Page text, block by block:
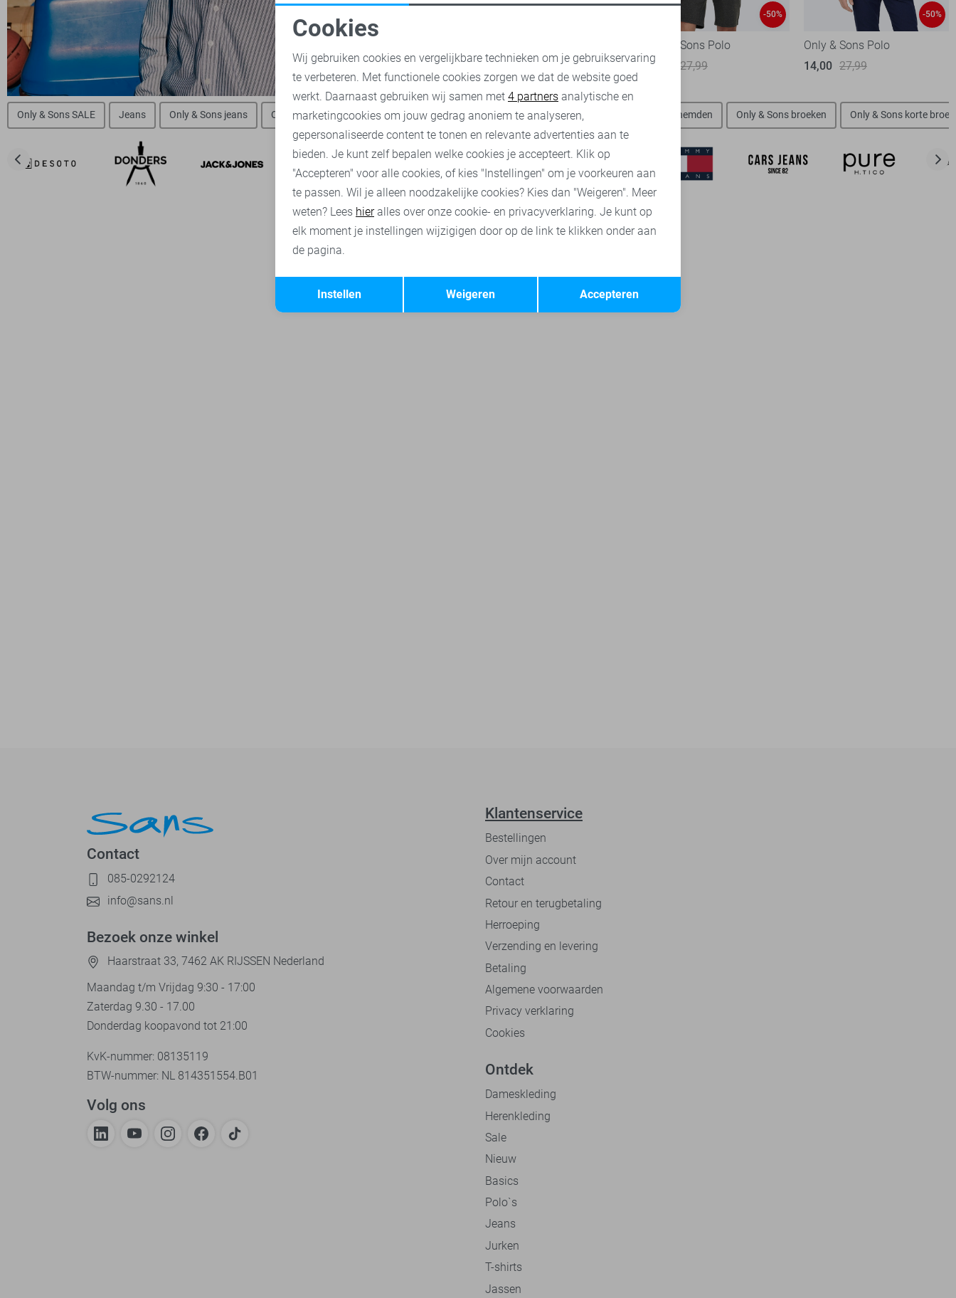
23,95
29,99
-50%
Only & Sons Polo
14,00
27,99
-50%
Only & Sons Polo
14,00 27,99
Only & Sons SALE Jeans Only & Sons jeans Only & Sons truien Only & Sons sweaters Only & Sons t-shirts Only & Sons overhemden Only & Sons broeken Only & Sons korte
Contact
085-0292124
info@sans.nl
Bezoek onze winkel
Haarstraat 33, 7462 AK RIJSSEN Nederland
Maandag t/m Vrijdag 9:30 - 17:00
Zaterdag 9.30 - 17.00
Donderdag koopavond tot 21:00
KvK-nummer: 08135119
BTW-nummer: NL 814351554.B01
Volg ons
Klantenservice
Bestellingen
Over mijn account
Contact
Retour en terugbetaling
Herroeping
Verzending en levering
Betaling
Algemene voorwaarden
Privacy verklaring
Cookies
Ontdek
Dameskleding
Herenkleding
Sale
Nieuw
Basics
Polo`s
Jeans
Jurken
T-shirts
Jassen
Noodzakelijke cookies
Analytische cookies Marketing cookies
Terug Opslaan
Cookies
Wij gebruiken cookies en vergelijkbare technieken om je gebruikservaring
te verbeteren. Met functionele cookies zorgen we dat de website goed
werkt. Daarnaast gebruiken wij samen met 4 partners analytische en
marketingcookies om jouw gedrag anoniem te analyseren,
gepersonaliseerde content te tonen en relevante advertenties aan te
bieden. Je kunt zelf bepalen welke cookies je accepteert. Klik op
"Accepteren" voor alle cookies, of kies "Instellingen" om je voorkeuren aan
te passen. Wil je alleen noodzakelijke cookies? Kies dan "Weigeren". Meer
weten? Lees hieralles over onze cookie- en privacyverklaring. Je kunt op
elk moment je instellingen wijzigigen door op de link te klikken onder aan
de pagina.
Accepteren
Weigeren
Instellen